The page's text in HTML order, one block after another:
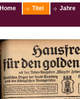
Home Titel Jahre